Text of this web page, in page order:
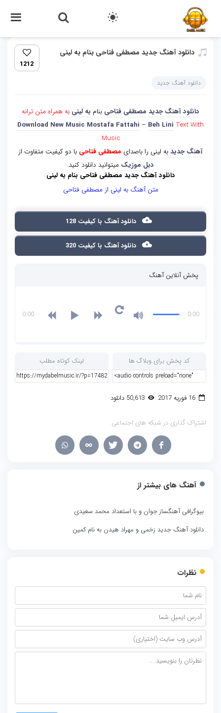
دانلود آهنگ جدید مصطفی فتاحی بنام به لینی
1212
دانلود آهنگ جدید
دانلود آهنگ جدید مصطفی فتاحی بنام به لینی به همراه متن ترانه
Download New Music Mostafa Fattahi – Beh Lini Text With
Music
آهنگ جدید به لینی را باصدای مصطفی فتاحی با دو کیفیت متفاوت از
دبل موزیک میتوانید دانلود کنید.
دانلود آهنگ جدید مصطفی فتاحی بنام به لینی
متن آهنگ به لینی از مصطفی فتاحی
دانلود آهنگ با کیفیت 128
دانلود آهنگ با کیفیت 320
پخش آنلاین آهنگ
0:00
0:00
کد پخش برای وبلاگ ها لینک کوتاه مطلب
16 فوریه 2017
اشتراک گذاری در شبکه های اجتماعی
آهنگ های بیشتر از
بیوگرافی آهنگساز جوان و با استعداد محمد سعیدی
دانلود آهنگ جدید زخمی و مهراد هیدن به نام کمین
نظرات